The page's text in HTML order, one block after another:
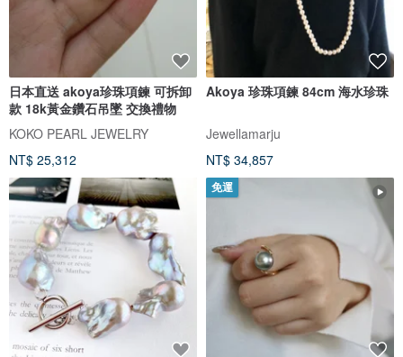
日本直送 akoya珍珠項鍊 可拆卸
款 18k黃金鑽石吊墜 交換禮物
KOKO PEARL JEWELRY
NT$ 25,312
Akoya 珍珠項鍊 84cm 海水珍珠
Jewellamarju
NT$ 34,857
免運